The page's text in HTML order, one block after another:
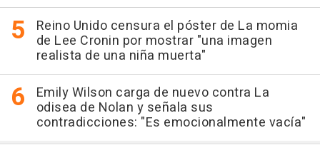
Reino Unido censura el póster de La momia
de Lee Cronin por mostrar "una imagen
realista de una niña muerta"
Emily Wilson carga de nuevo contra La
odisea de Nolan y señala sus
contradicciones: "Es emocionalmente vacía"